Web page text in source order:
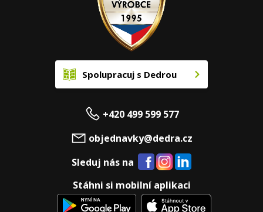
Spolupracuj s Dedrou
+420 499 599 577
objednavky@dedra.cz
Sleduj nás na
Stáhni si mobilní aplikaci